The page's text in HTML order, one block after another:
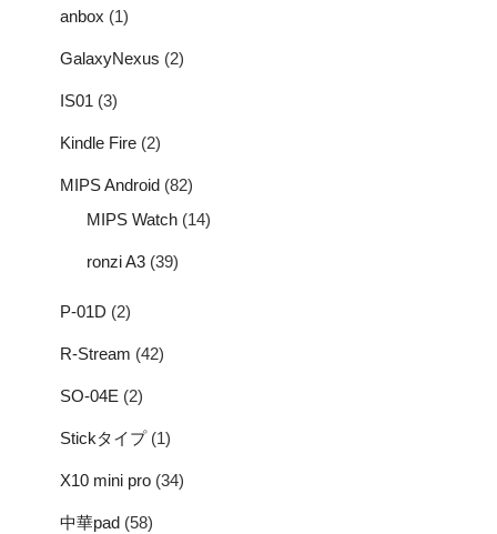
anbox (1)
GalaxyNexus (2)
IS01 (3)
Kindle Fire (2)
MIPS Android (82)
MIPS Watch (14)
ronzi A3 (39)
P-01D (2)
R-Stream (42)
SO-04E (2)
Stickタイプ(1)
X10 mini pro (34)
中華pad (58)